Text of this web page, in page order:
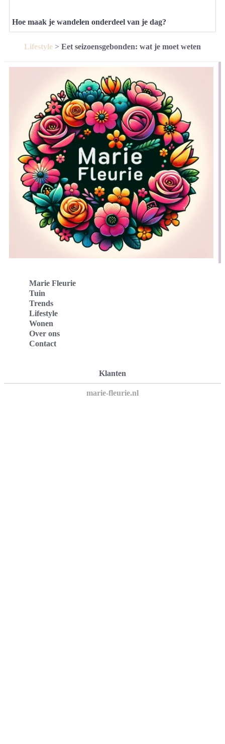
Hoe maak je wandelen onderdeel van je dag?
Lifestyle > Eet seizoensgebonden: wat je moet weten
Marie Fleurie
Tuin
Trends
Lifestyle
Wonen
Over ons
Contact
Klanten
marie-fleurie.nl